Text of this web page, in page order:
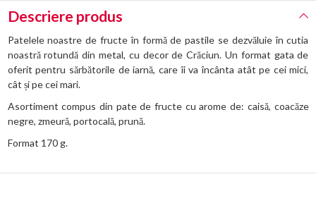
Descriere produs
Patelele noastre de fructe în formă de pastile se dezvăluie în cutia
noastră rotundă din metal, cu decor de Crăciun. Un format gata de
oferit pentru sărbătorile de iarnă, care îi va încânta atât pe cei mici,
cât și pe cei mari.
Asortiment compus din pate de fructe cu arome de: caisă, coacăze
negre, zmeură, portocală, prună.
Format 170 g.